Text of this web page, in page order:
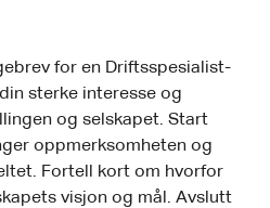
for en Driftsspesialist-
sterke interesse og
og selskapet. Start
oppmerksomheten og
Fortell kort om hvorfor
visjon og mål. Avslutt